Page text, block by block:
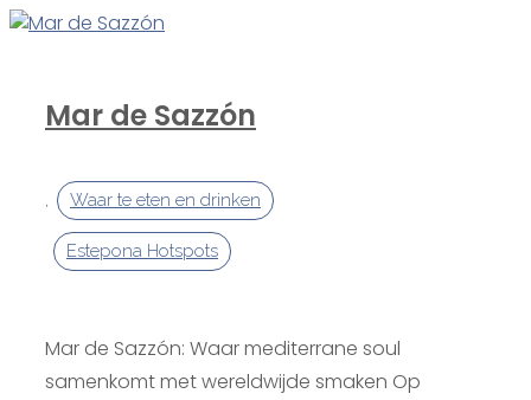
Mar de Sazzón
Waar te eten en drinken
,
Estepona Hotspots
Mar de Sazzón: Waar mediterrane soul
samenkomt met wereldwijde smaken Op